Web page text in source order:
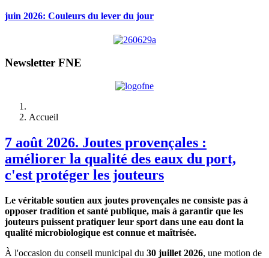
juin 2026: Couleurs du lever du jour
Newsletter FNE
Accueil
7 août 2026. Joutes provençales :
améliorer la qualité des eaux du port,
c'est protéger les jouteurs
Le véritable soutien aux joutes provençales ne consiste pas à
opposer tradition et santé publique, mais à garantir que les
jouteurs puissent pratiquer leur sport dans une eau dont la
qualité microbiologique est connue et maîtrisée.
À l'occasion du conseil municipal du 30 juillet 2026, une motion de